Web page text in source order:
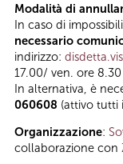
Modalità di
In caso di
necessario
indirizzo:
17.00/ ven. ore
In alternativa, è
060608 (attivo tutti
Organizzazione:
collaborazione con